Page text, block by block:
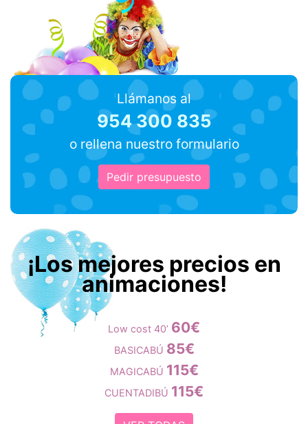
Llámanos al
954 300 835
o rellena nuestro formulario
Pedir presupuesto
¡Los mejores precios en
animaciones!
Low cost 40’ 60€
BASICABÚ 85€
MAGICABÚ 115€
CUENTADIBÚ 115€